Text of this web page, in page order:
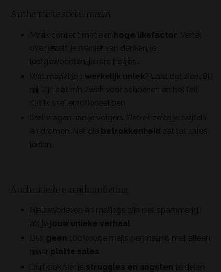
Maak content met een hoge likefactor. Vertel
over jezelf, je manier van denken, je
leefgewoonten, je rare trekjes…
Wat maakt jou werkelijk uniek ? Laat dat zien. Bij
mij zijn dat m’n zwak voor schoenen en het feit
dat ik snel emotioneel ben.
Stel vragen aan je volgers. Betrek ze bij je twijfels
en dromen. Net die betrokkenheid zal tot sales
leiden.
Nieuwsbrieven en mailings zijn niet spammerig,
als je jouw unieke verhaal
Dus geen 100 koude mails per maand met alleen
maar platte sales
Durf ook hier je struggles en angsten te delen